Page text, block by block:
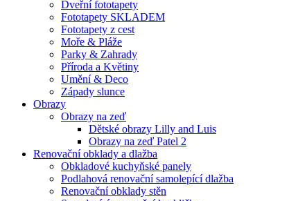
Dveřní fototapety
Fototapety SKLADEM
Fototapety z cest
Moře & Pláže
Parky & Zahrady
Příroda a Květiny
Umění & Deco
Západy slunce
Obrazy
Obrazy na zeď
Dětské obrazy Lilly and Luis
Obrazy na zeď Patel 2
Renovační obklady a dlažba
Obkladové kuchyňské panely
Podlahová renovační samolepící dlažba
Renovační obklady stěn